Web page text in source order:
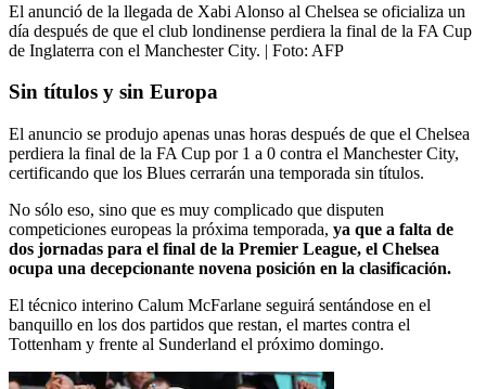
El anunció de la llegada de Xabi Alonso al Chelsea se oficializa un
día después de que el club londinense perdiera la final de la FA Cup
de Inglaterra con el Manchester City. | Foto: AFP
Sin títulos y sin Europa
El anuncio se produjo apenas unas horas después de que el Chelsea
perdiera la final de la FA Cup por 1 a 0 contra el Manchester City,
certificando que los Blues cerrarán una temporada sin títulos.
No sólo eso, sino que es muy complicado que disputen
competiciones europeas la próxima temporada, ya que a falta de
dos jornadas para el final de la Premier League, el Chelsea
ocupa una decepcionante novena posición en la clasificación.
El técnico interino Calum McFarlane seguirá sentándose en el
banquillo en los dos partidos que restan, el martes contra el
Tottenham y frente al Sunderland el próximo domingo.